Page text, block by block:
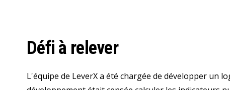
Défi à relever
L'équipe de LeverX a été chargée de développer un